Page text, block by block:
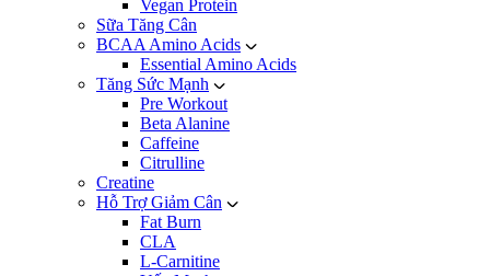
Vegan Protein
Sữa Tăng Cân
BCAA Amino Acids
Essential Amino Acids
Tăng Sức Mạnh
Pre Workout
Beta Alanine
Caffeine
Citrulline
Creatine
Hỗ Trợ Giảm Cân
Fat Burn
CLA
L-Carnitine